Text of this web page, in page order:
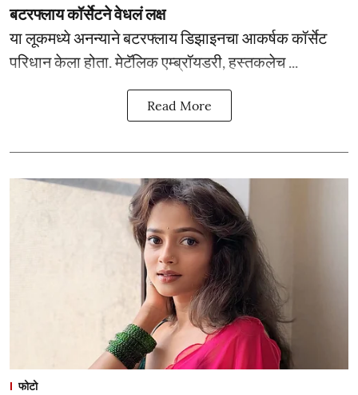
बटरफ्लाय कॉर्सेटने वेधलं लक्ष
या लूकमध्ये अनन्याने बटरफ्लाय डिझाइनचा आकर्षक कॉर्सेट
परिधान केला होता. मेटॅलिक एम्ब्रॉयडरी, हस्तकलेच ...
Read More
फोटो